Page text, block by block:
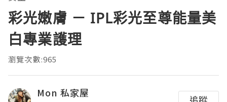
彩光嫩膚 － IPL彩光至尊能量美
白專業護理
瀏覽次數:965
Mon 私家屋
追蹤